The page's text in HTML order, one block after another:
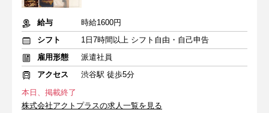
給与
時給1600円
シフト
1日7時間以上 シフト自由・自己申告
雇用形態
派遣社員
アクセス
渋谷駅 徒歩5分
本日、掲載終了
株式会社アクトプラスの求人一覧を見る